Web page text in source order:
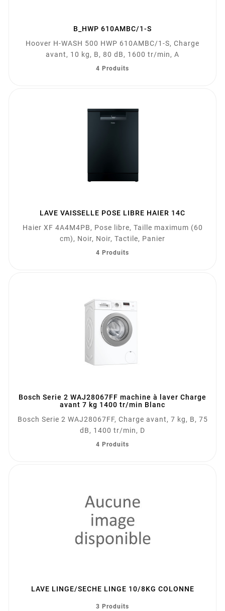
B_HWP 610AMBC/1-S
Hoover H-WASH 500 HWP 610AMBC/1-S, Charge
avant, 10 kg, B, 80 dB, 1600 tr/min, A
4 Produits
LAVE VAISSELLE POSE LIBRE HAIER 14C
Haier XF 4A4M4PB, Pose libre, Taille maximum (60
cm), Noir, Noir, Tactile, Panier
4 Produits
Bosch Serie 2 WAJ28067FF machine à laver Charge
avant 7 kg 1400 tr/min Blanc
Bosch Serie 2 WAJ28067FF, Charge avant, 7 kg, B, 75
dB, 1400 tr/min, D
4 Produits
LAVE LINGE/SECHE LINGE 10/8KG COLONNE
3 Produits